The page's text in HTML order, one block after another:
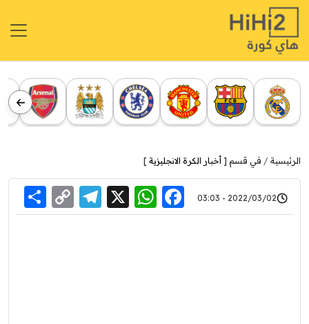
الرئيسية في قسم [ أخبار الكرة الانجليزية ]
2022/03/02 - 03:03
Facebook
WhatsApp
X
Link